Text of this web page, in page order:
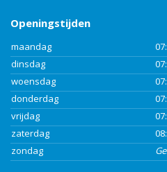
Openingstijden
maandag
dinsdag
woensdag
donderdag
vrijdag
zaterdag
zondag